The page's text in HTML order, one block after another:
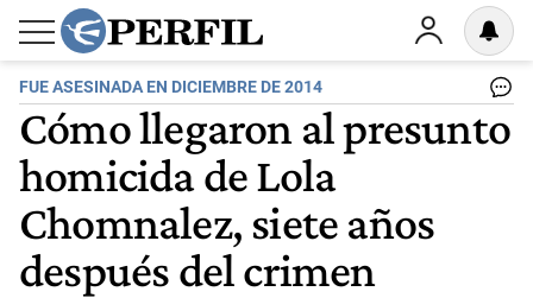
FUE ASESINADA EN DICIEMBRE DE 2014
Cómo llegaron al presunto
homicida de Lola
Chomnalez, siete años
después del crimen